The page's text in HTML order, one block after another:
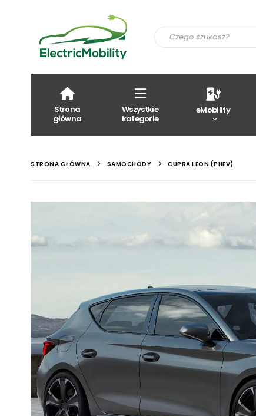
Strona
główna
Wszystkie
kategorie
eMobility
STRONA GŁÓWNA SAMOCHODY CUPRA LEON (PHEV)